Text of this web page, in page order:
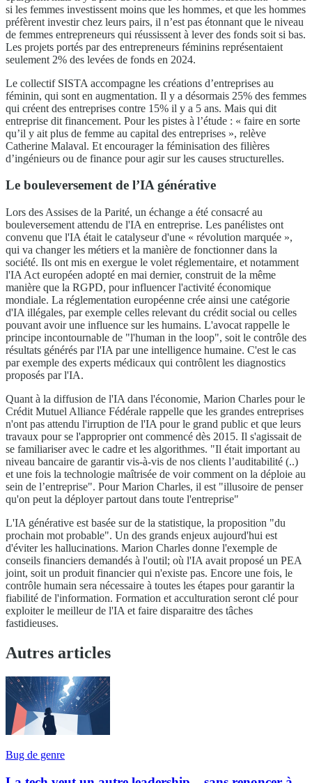
si les femmes investissent moins que les hommes, et que les hommes
préfèrent investir chez leurs pairs, il n’est pas étonnant que le niveau
de femmes entrepreneurs qui réussissent à lever des fonds soit si bas.
Les projets portés par des entrepreneurs féminins représentaient
seulement 2% des levées de fonds en 2024.
Le collectif SISTA accompagne les créations d’entreprises au
féminin, qui sont en augmentation. Il y a désormais 25% des femmes
qui créent des entreprises contre 15% il y a 5 ans. Mais qui dit
entreprise dit financement. Pour les pistes à l’étude : « faire en sorte
qu’il y ait plus de femme au capital des entreprises », relève
Catherine Malaval. Et encourager la féminisation des filières
d’ingénieurs ou de finance pour agir sur les causes structurelles.
Le bouleversement de l’IA générative
Lors des Assises de la Parité, un échange a été consacré au
bouleversement attendu de l'IA en entreprise. Les panélistes ont
convenu que l'IA était le catalyseur d'une « révolution marquée »,
qui va changer les métiers et la manière de fonctionner dans la
société. Ils ont mis en exergue le volet réglementaire, et notamment
l'IA Act européen adopté en mai dernier, construit de la même
manière que la RGPD, pour influencer l'activité économique
mondiale. La réglementation européenne crée ainsi une catégorie
d'IA illégales, par exemple celles relevant du crédit social ou celles
pouvant avoir une influence sur les humains. L'avocat rappelle le
principe incontournable de "l'human in the loop", soit le contrôle des
résultats générés par l'IA par une intelligence humaine. C'est le cas
par exemple des experts médicaux qui contrôlent les diagnostics
proposés par l'IA.
Quant à la diffusion de l'IA dans l'économie, Marion Charles pour le
Crédit Mutuel Alliance Fédérale rappelle que les grandes entreprises
n'ont pas attendu l'irruption de l'IA pour le grand public et que leurs
travaux pour se l'approprier ont commencé dès 2015. Il s'agissait de
se familiariser avec le cadre et les algorithmes. "Il était important au
niveau bancaire de garantir vis-à-vis de nos clients l’auditabilité (..)
et une fois la technologie maîtrisée de voir comment on la déploie au
sein de l’entreprise". Pour Marion Charles, il est "illusoire de penser
qu'on peut la déployer partout dans toute l'entreprise"
L'IA générative est basée sur de la statistique, la proposition "du
prochain mot probable". Un des grands enjeux aujourd'hui est
d'éviter les hallucinations. Marion Charles donne l'exemple de
conseils financiers demandés à l'outil; où l'IA avait proposé un PEA
joint, soit un produit financier qui n'existe pas. Encore une fois, le
contrôle humain sera nécessaire à toutes les étapes pour garantir la
fiabilité de l'information. Formation et acculturation seront clé pour
exploiter le meilleur de l'IA et faire disparaitre des tâches
fastidieuses.
Autres articles
Bug de genre